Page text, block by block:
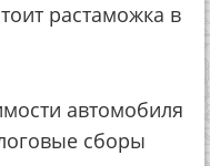
растаможка в
автомобиля
сборы